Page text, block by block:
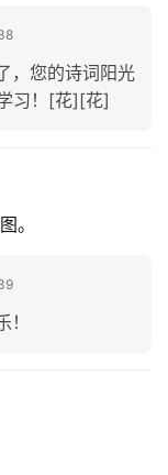
，您的诗词阳光
习！[花][花]
。